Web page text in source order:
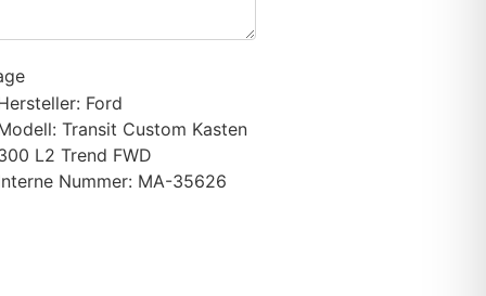
Ford
Transit Custom Kasten
L2 Trend FWD
Nummer: MA-35626